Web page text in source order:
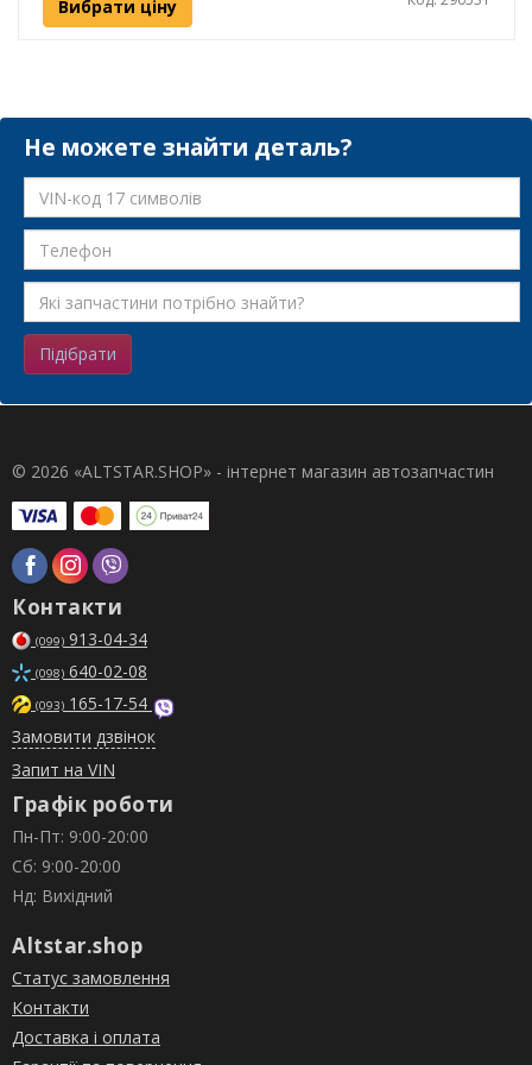
Вибрати ціну
Не можете знайти деталь?
Підібрати
© 2026 «ALTSTAR.SHOP» - інтернет магазин автозапчастин
Контакти
(099) 913-04-34
(098) 640-02-08
(093) 165-17-54
Замовити дзвінок
Запит на VIN
Графік роботи
Пн-Пт: 9:00-20:00
Сб: 9:00-20:00
Нд: Вихідний
Altstar.shop
Статус замовлення
Контакти
Доставка і оплата